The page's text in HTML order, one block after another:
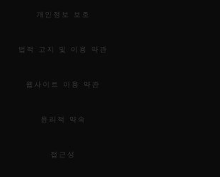
개인정보 보호
법적 고지 및 이용 약관
웹사이트 이용 약관
윤리적 약속
접근성